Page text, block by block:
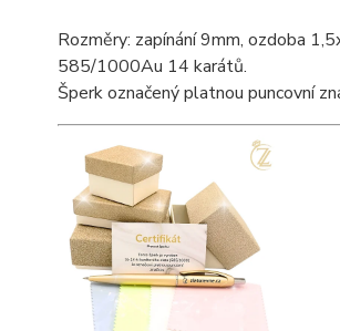
Rozměry: zapínání 9mm, ozdoba
585/1000Au 14 karátů.
Šperk označený platnou puncovní